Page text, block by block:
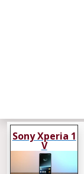
Sony Xperia 1
V